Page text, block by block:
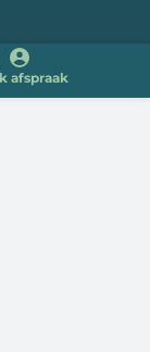
afspraak